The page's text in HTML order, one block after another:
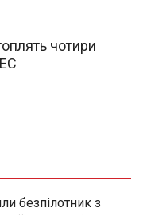
чотири
безпілотник з